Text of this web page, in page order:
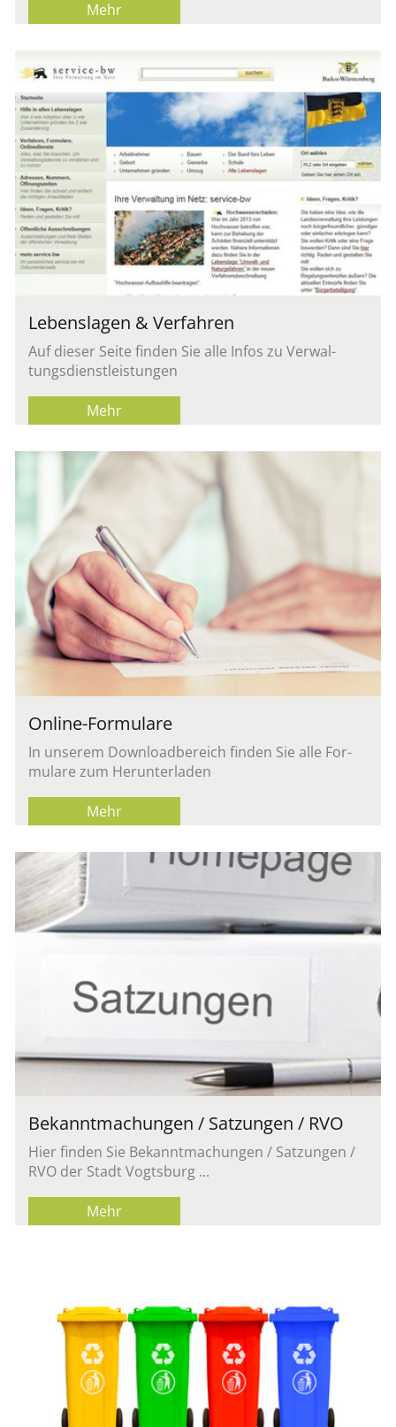
Mehr
Le­bens­la­gen & Ver­fah­ren
Auf die­ser Seite fin­den Sie alle Infos zu Ver­wal­
tungs­dienst­leis­tun­gen
Mehr
On­line-For­mu­la­re
In un­se­rem Down­load­be­reich fin­den Sie alle For­
mu­la­re zum Her­un­ter­la­den
Mehr
Be­kannt­ma­chun­gen / Sat­zun­gen / RVO
Hier fin­den Sie Be­kannt­ma­chun­gen / Sat­zun­gen /
RVO der Stadt Vogts­burg ...
Mehr